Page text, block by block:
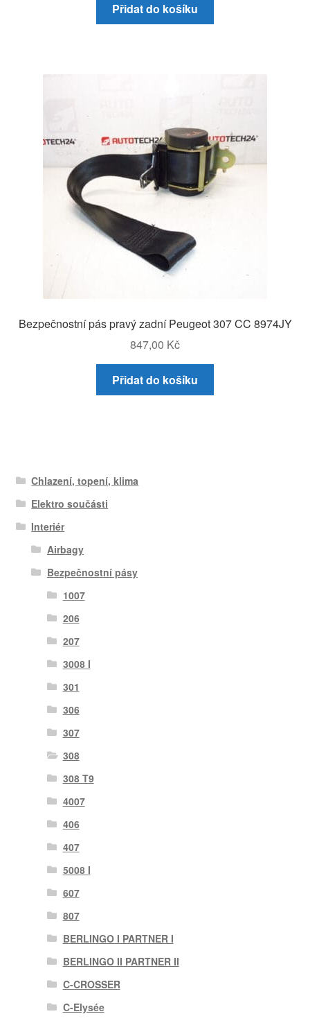
Přidat do košíku
Bezpečnostní pás pravý zadní Peugeot 307 CC 8974JY
847,00 Kč
Přidat do košíku
Chlazení, topení, klima
Elektro součásti
Interiér
Airbagy
Bezpečnostní pásy
1007
206
207
3008 I
301
306
307
308
308 T9
4007
406
407
5008 I
607
807
BERLINGO I PARTNER I
BERLINGO II PARTNER II
C-CROSSER
C-Elysée